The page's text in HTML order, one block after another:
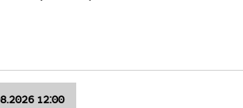
12:00